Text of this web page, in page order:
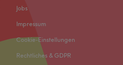
Jobs
Impressum
Cookie-Einstellungen
Rechtliches & GDPR